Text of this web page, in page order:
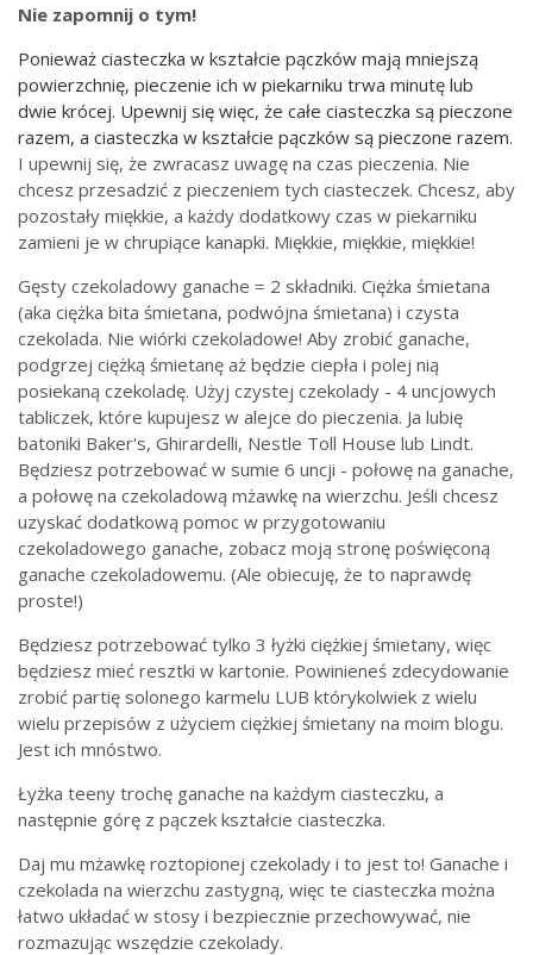
Nie zapomnij o tym!
Ponieważ ciasteczka w kształcie pączków mają mniejszą
powierzchnię, pieczenie ich w piekarniku trwa minutę lub
dwie krócej. Upewnij się więc, że całe ciasteczka są pieczone
razem, a ciasteczka w kształcie pączków są pieczone razem.
I upewnij się, że zwracasz uwagę na czas pieczenia. Nie
chcesz przesadzić z pieczeniem tych ciasteczek. Chcesz, aby
pozostały miękkie, a każdy dodatkowy czas w piekarniku
zamieni je w chrupiące kanapki. Miękkie, miękkie, miękkie!
Gęsty czekoladowy ganache = 2 składniki. Ciężka śmietana
(aka ciężka bita śmietana, podwójna śmietana) i czysta
czekolada. Nie wiórki czekoladowe! Aby zrobić ganache,
podgrzej ciężką śmietanę aż będzie ciepła i polej nią
posiekaną czekoladę. Użyj czystej czekolady - 4 uncjowych
tabliczek, które kupujesz w alejce do pieczenia. Ja lubię
batoniki Baker's, Ghirardelli, Nestle Toll House lub Lindt.
Będziesz potrzebować w sumie 6 uncji - połowę na ganache,
a połowę na czekoladową mżawkę na wierzchu. Jeśli chcesz
uzyskać dodatkową pomoc w przygotowaniu
czekoladowego ganache, zobacz moją stronę poświęconą
ganache czekoladowemu. (Ale obiecuję, że to naprawdę
proste!)
Będziesz potrzebować tylko 3 łyżki ciężkiej śmietany, więc
będziesz mieć resztki w kartonie. Powinieneś zdecydowanie
zrobić partię solonego karmelu LUB którykolwiek z wielu
wielu przepisów z użyciem ciężkiej śmietany na moim blogu.
Jest ich mnóstwo.
Łyżka teeny trochę ganache na każdym ciasteczku, a
następnie górę z pączek kształcie ciasteczka.
Daj mu mżawkę roztopionej czekolady i to jest to! Ganache i
czekolada na wierzchu zastygną, więc te ciasteczka można
łatwo układać w stosy i bezpiecznie przechowywać, nie
rozmazując wszędzie czekolady.